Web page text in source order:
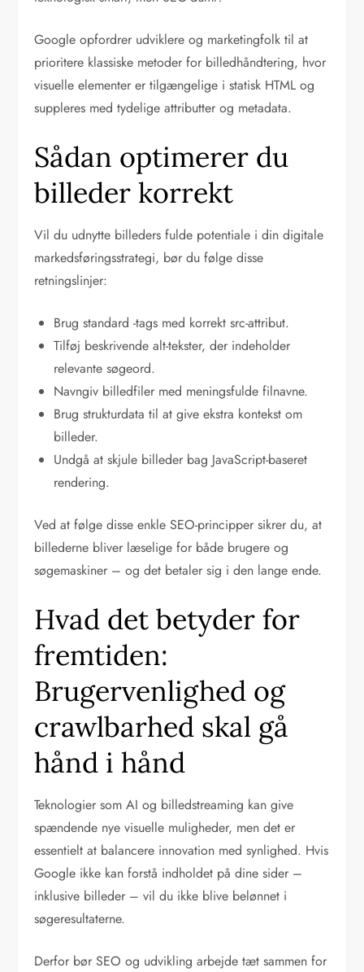
Google opfordrer udviklere og marketingfolk til at
prioritere klassiske metoder for billedhåndtering, hvor
visuelle elementer er tilgængelige i statisk HTML og
suppleres med tydelige attributter og metadata.
Sådan optimerer du
billeder korrekt
Vil du udnytte billeders fulde potentiale i din digitale
markedsføringsstrategi, bør du følge disse
retningslinjer:
Brug standard-tags med korrekt src-attribut.
Tilføj beskrivende alt-tekster, der indeholder
relevante søgeord.
Navngiv billedfiler med meningsfulde filnavne.
Brug strukturdata til at give ekstra kontekst om
billeder.
Undgå at skjule billeder bag JavaScript-baseret
rendering.
Ved at følge disse enkle SEO-principper sikrer du, at
billederne bliver læselige for både brugere og
søgemaskiner – og det betaler sig i den lange ende.
Hvad det betyder for
fremtiden:
Brugervenlighed og
crawlbarhed skal gå
hånd i hånd
Teknologier som AI og billedstreaming kan give
spændende nye visuelle muligheder, men det er
essentielt at balancere innovation med synlighed. Hvis
Google ikke kan forstå indholdet på dine sider –
inklusive billeder – vil du ikke blive belønnet i
søgeresultaterne.
Derfor bør SEO og udvikling arbejde tæt sammen for